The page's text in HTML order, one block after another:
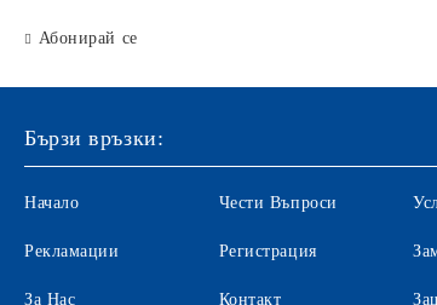
Автоматични печати
Подложка за бюро
Ключодържатели
Лупи
Датник
Вертикални поставки
Абонирай се
Бързи връзки:
Начало
Рекламации
За Нас
Чести Въпроси
Регистрация
Контакт